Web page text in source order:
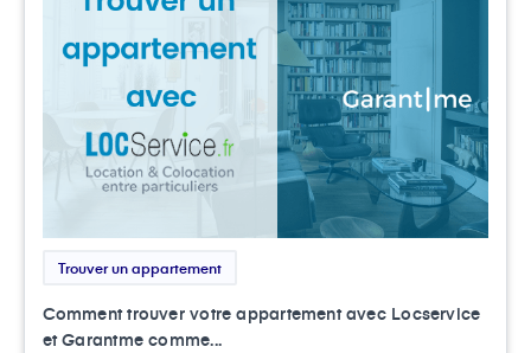
Trouver un appartement
Comment trouver votre appartement avec Locservice
et Garantme comme...